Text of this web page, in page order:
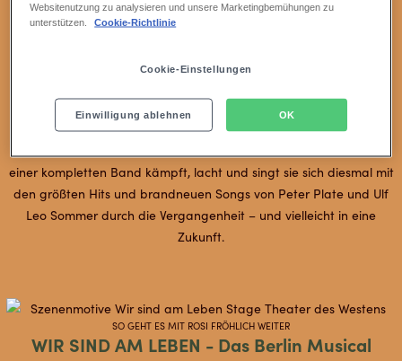
DAS MUSICAL
Die lustigste Show der Stadt
Musicalstar Steffi Irmen ihre nächste Show am Stage Theater des
Westens.
einer kompletten Band kämpft, lacht und singt sie sich diesmal mit
den größten Hits und brandneuen Songs von Peter Plate und Ulf
Leo Sommer durch die Vergangenheit – und vielleicht in eine
Zukunft.
SO GEHT ES MIT ROSI FRÖHLICH WEITER
WIR SIND AM LEBEN - Das Berlin Musical
Websitenutzung zu analysieren und unsere Marketingbemühungen zu
unterstützen.
Cookie-Richtlinie
Cookie-Einstellungen
Einwilligung ablehnen OK